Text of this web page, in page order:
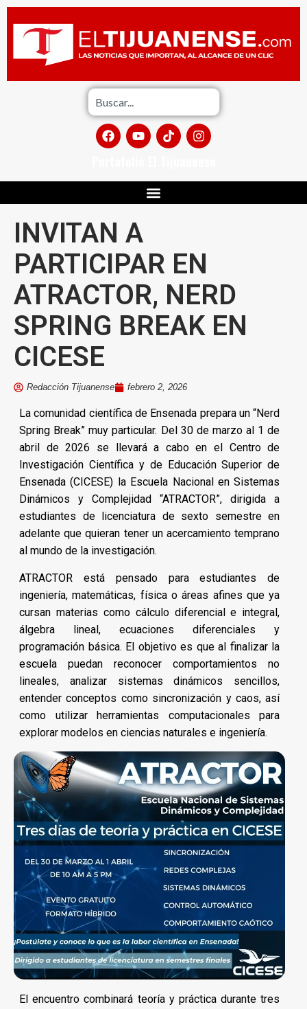
INVITAN A
PARTICIPAR EN
ATRACTOR, NERD
SPRING BREAK EN
CICESE
Redacción Tijuanense febrero 2, 2026
La comunidad científica de Ensenada prepara un “Nerd
Spring Break” muy particular. Del 30 de marzo al 1 de
abril de 2026 se llevará a cabo en el Centro de
Investigación Científica y de Educación Superior de
Ensenada (CICESE) la Escuela Nacional en Sistemas
Dinámicos y Complejidad “ATRACTOR”, dirigida a
estudiantes de licenciatura de sexto semestre en
adelante que quieran tener un acercamiento temprano
al mundo de la investigación.
ATRACTOR está pensado para estudiantes de
ingeniería, matemáticas, física o áreas afines que ya
cursan materias como cálculo diferencial e integral,
álgebra lineal, ecuaciones diferenciales y
programación básica. El objetivo es que al finalizar la
escuela puedan reconocer comportamientos no
lineales, analizar sistemas dinámicos sencillos,
entender conceptos como sincronización y caos, así
como utilizar herramientas computacionales para
explorar modelos en ciencias naturales e ingeniería.
El encuentro combinará teoría y práctica durante tres